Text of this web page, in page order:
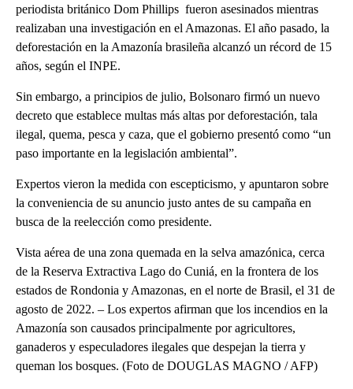
periodista británico Dom Phillips fueron asesinados mientras
realizaban una investigación en el Amazonas. El año pasado, la
deforestación en la Amazonía brasileña alcanzó un récord de 15
años, según el INPE.
Sin embargo, a principios de julio, Bolsonaro firmó un nuevo
decreto que establece multas más altas por deforestación, tala
ilegal, quema, pesca y caza, que el gobierno presentó como “un
paso importante en la legislación ambiental”.
Expertos vieron la medida con escepticismo, y apuntaron sobre
la conveniencia de su anuncio justo antes de su campaña en
busca de la reelección como presidente.
Vista aérea de una zona quemada en la selva amazónica, cerca
de la Reserva Extractiva Lago do Cuniá, en la frontera de los
estados de Rondonia y Amazonas, en el norte de Brasil, el 31 de
agosto de 2022. – Los expertos afirman que los incendios en la
Amazonía son causados principalmente por agricultores,
ganaderos y especuladores ilegales que despejan la tierra y
queman los bosques. (Foto de DOUGLAS MAGNO / AFP)